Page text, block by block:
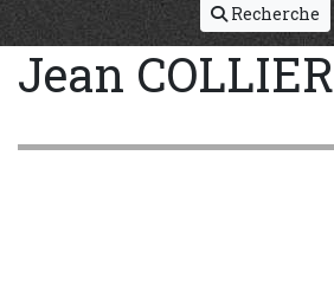
Recherche
Jean COLLIER